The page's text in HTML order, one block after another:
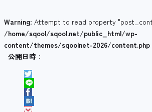
Warning: Attempt to read property
/home/sqool/sqool.net/public_html/wp-
content/themes/sqoolnet-2026/content.php
公開日時 ：